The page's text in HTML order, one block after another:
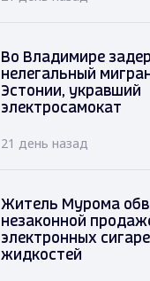
Во Владимире
нелегальный
Эстонии, укравший
электросамокат
21 день назад
Житель Мурома
незаконной
электронных
жидкостей